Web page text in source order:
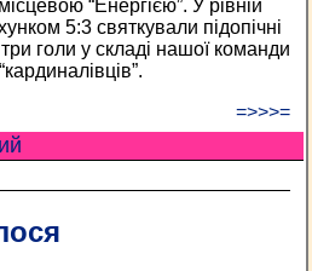
“Енергією”. У рівній
5:3 святкували підопічні
голи у складі нашої команди
=>>>=